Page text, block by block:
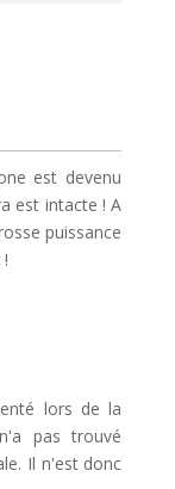
est devenu
est intacte ! A
puissance
lors de la
pas trouvé
Il n'est donc